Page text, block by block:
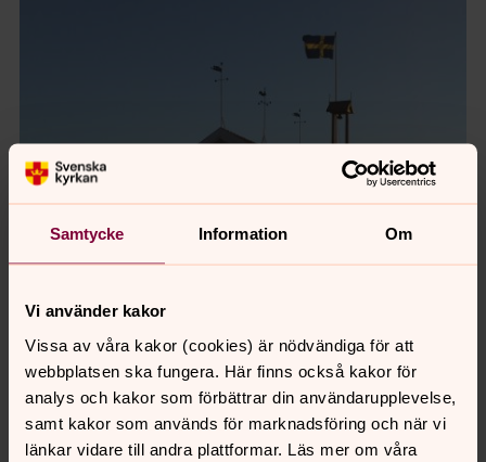
Samtycke Information Om
Vi använder kakor
Vissa av våra kakor (cookies) är nödvändiga för att
webbplatsen ska fungera. Här finns också kakor för
analys och kakor som förbättrar din användarupplevelse,
samt kakor som används för marknadsföring och när vi
länkar vidare till andra plattformar. Läs mer om våra
Synpunkter eller frågor på sidans
innehåll?